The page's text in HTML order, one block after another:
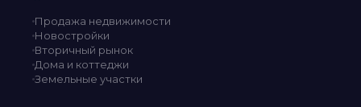
Продажа недвижимости
Новостройки
Вторичный рынок
Дома и коттеджи
Земельные участки